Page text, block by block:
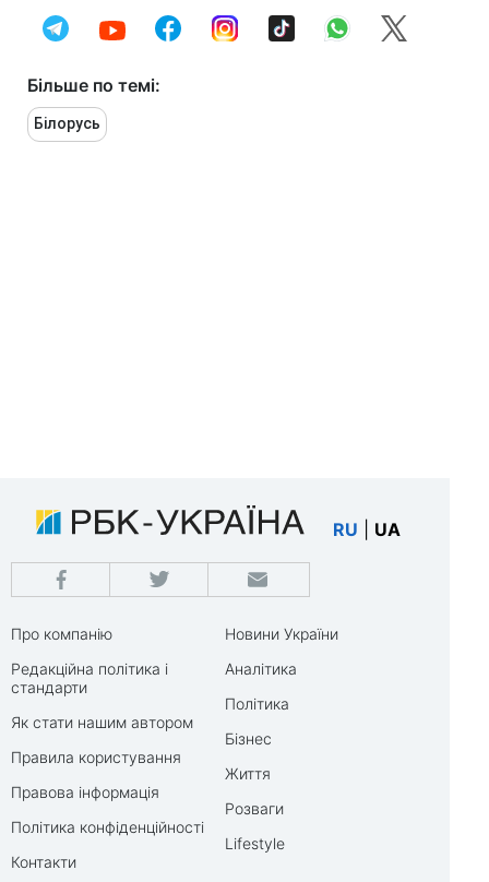
Більше по темі:
Білорусь
RU UA
Про компанію
Редакційна політика і
стандарти
Як стати нашим автором
Правила користування
Правова інформація
Політика конфіденційності
Контакти
Новини України
Аналітика
Політика
Бізнес
Життя
Розваги
Lifestyle